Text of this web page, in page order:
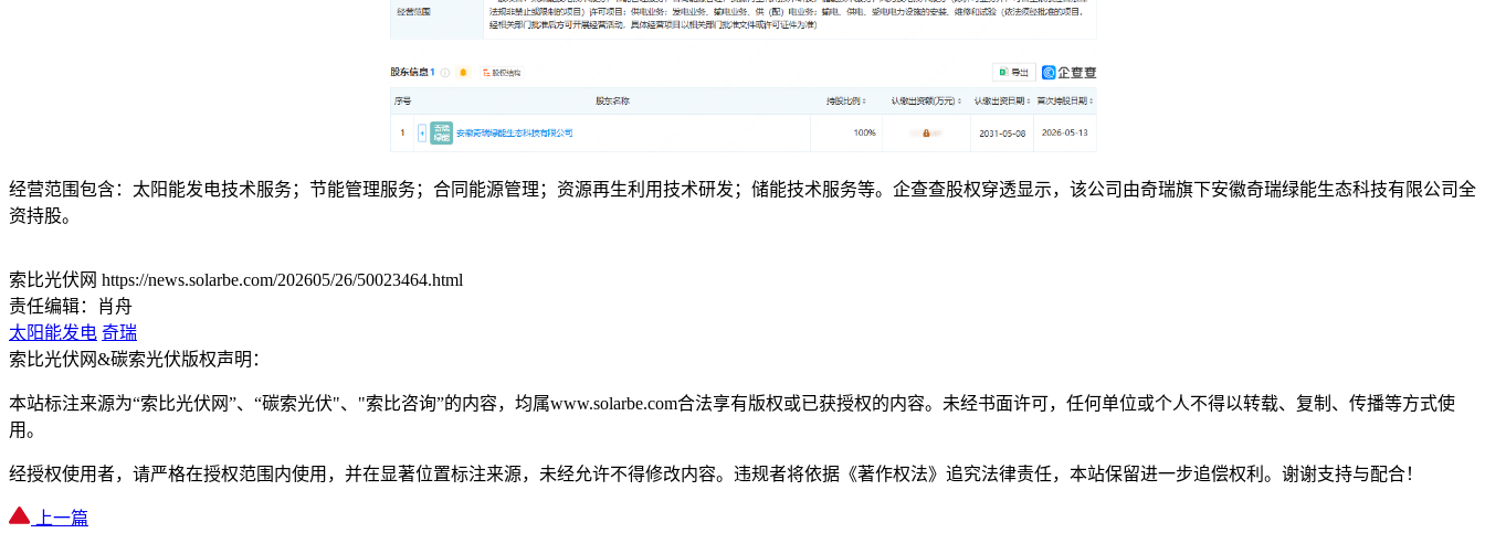
经营范围包含：太阳能发电技术服务；节能管理服务；合同能源管理；资源再生利用技术研发；储能技术服务等。企查查股权穿透显示，该公司由奇瑞旗下安徽奇瑞绿能生态科技有限公司全
资持股。
索比光伏网 https://news.solarbe.com/202605/26/50023464.html
责任编辑：肖舟
太阳能发电 奇瑞
索比光伏网&碳索光伏版权声明：
本站标注来源为“索比光伏网”、“碳索光伏"、"索比咨询”的内容，均属www.solarbe.com合法享有版权或已获授权的内容。未经书面许可，任何单位或个人不得以转载、复制、传播等方式使
用。
经授权使用者，请严格在授权范围内使用，并在显著位置标注来源，未经允许不得修改内容。违规者将依据《著作权法》追究法律责任，本站保留进一步追偿权利。谢谢支持与配合！
上一篇